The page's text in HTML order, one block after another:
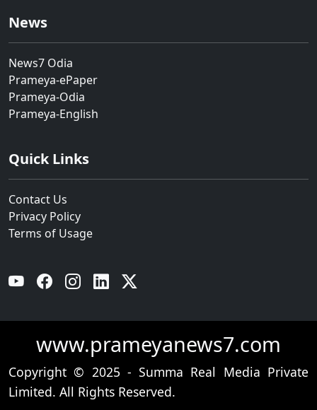
News
News7 Odia
Prameya-ePaper
Prameya-Odia
Prameya-English
Quick Links
Contact Us
Privacy Policy
Terms of Usage
YouTube Facebook Instagram Linkedin
www.prameyanews7.com
Copyright © 2025 - Summa Real Media Private
Limited. All Rights Reserved.